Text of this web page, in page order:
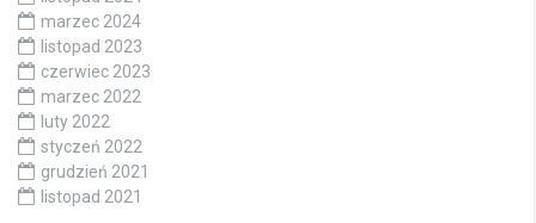
marzec 2024
listopad 2023
czerwiec 2023
marzec 2022
luty 2022
styczeń 2022
grudzień 2021
listopad 2021